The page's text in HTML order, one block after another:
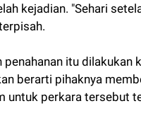
kejadian. "Sehari
itu dilakukan
berarti pihaknya
untuk perkara tersebut